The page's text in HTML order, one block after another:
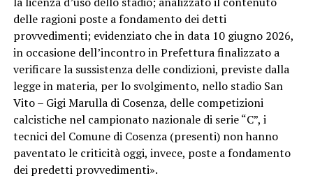
delle ragioni poste a fondamento dei detti
provvedimenti; evidenziato che in data 10 giugno 2026,
in occasione dell’incontro in Prefettura finalizzato a
verificare la sussistenza delle condizioni, previste dalla
legge in materia, per lo svolgimento, nello stadio San
Vito – Gigi Marulla di Cosenza, delle competizioni
calcistiche nel campionato nazionale di serie “C”, i
tecnici del Comune di Cosenza (presenti) non hanno
paventato le criticità oggi, invece, poste a fondamento
dei predetti provvedimenti».